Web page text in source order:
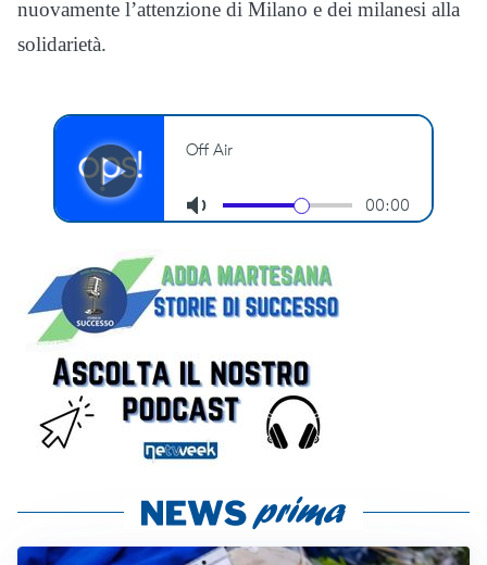
nuovamente l’attenzione di Milano e dei milanesi alla
solidarietà.